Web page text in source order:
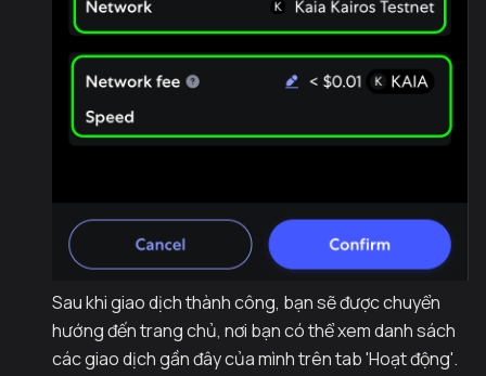
Sau khi giao dịch thành công, bạn sẽ được chuyển
hướng đến trang chủ, nơi bạn có thể xem danh sách
các giao dịch gần đây của mình trên tab 'Hoạt động'.